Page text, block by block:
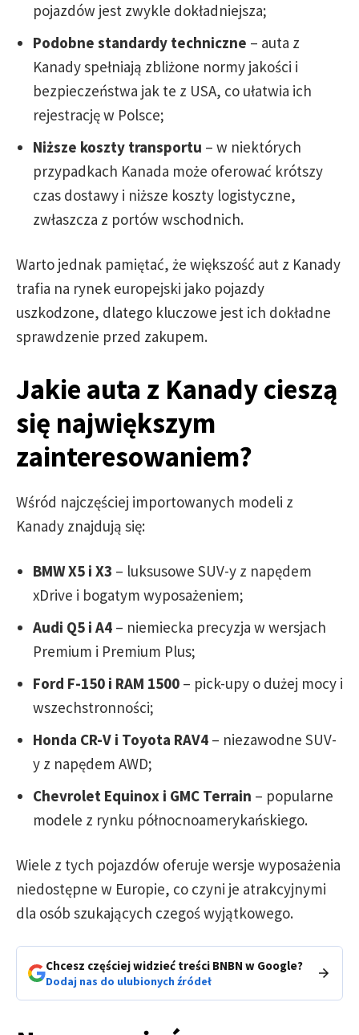
pojazdów jest zwykle dokładniejsza;
Podobne standardy techniczne – auta z
Kanady spełniają zbliżone normy jakości i
bezpieczeństwa jak te z USA, co ułatwia ich
rejestrację w Polsce;
Niższe koszty transportu – w niektórych
przypadkach Kanada może oferować krótszy
czas dostawy i niższe koszty logistyczne,
zwłaszcza z portów wschodnich.
Warto jednak pamiętać, że większość aut z Kanady
trafia na rynek europejski jako pojazdy
uszkodzone, dlatego kluczowe jest ich dokładne
sprawdzenie przed zakupem.
Jakie auta z Kanady cieszą
się największym
zainteresowaniem?
Wśród najczęściej importowanych modeli z
Kanady znajdują się:
BMW X5 i X3 – luksusowe SUV-y z napędem
xDrive i bogatym wyposażeniem;
Audi Q5 i A4 – niemiecka precyzja w wersjach
Premium i Premium Plus;
Ford F-150 i RAM 1500 – pick-upy o dużej mocy i
wszechstronności;
Honda CR-V i Toyota RAV4 – niezawodne SUV-
y z napędem AWD;
Chevrolet Equinox i GMC Terrain – popularne
modele z rynku północnoamerykańskiego.
Wiele z tych pojazdów oferuje wersje wyposażenia
niedostępne w Europie, co czyni je atrakcyjnymi
dla osób szukających czegoś wyjątkowego.
Chcesz częściej widzieć treści BNBN w Google?
Dodaj nas do ulubionych źródeł